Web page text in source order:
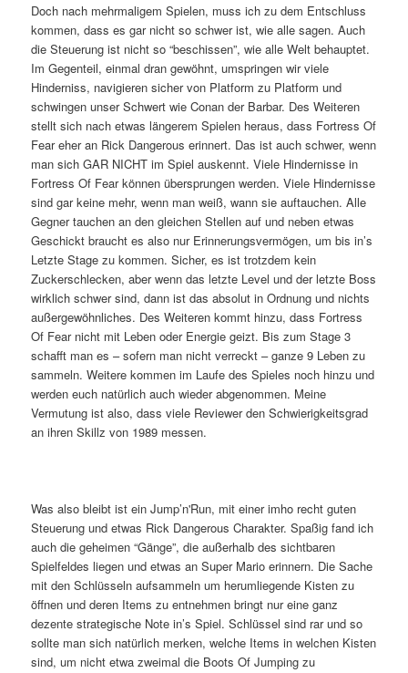
Doch nach mehrmaligem Spielen, muss ich zu dem Entschluss
kommen, dass es gar nicht so schwer ist, wie alle sagen. Auch
die Steuerung ist nicht so “beschissen”, wie alle Welt behauptet.
Im Gegenteil, einmal dran gewöhnt, umspringen wir viele
Hinderniss, navigieren sicher von Platform zu Platform und
schwingen unser Schwert wie Conan der Barbar. Des Weiteren
stellt sich nach etwas längerem Spielen heraus, dass Fortress Of
Fear eher an Rick Dangerous erinnert. Das ist auch schwer, wenn
man sich GAR NICHT im Spiel auskennt. Viele Hindernisse in
Fortress Of Fear können übersprungen werden. Viele Hindernisse
sind gar keine mehr, wenn man weiß, wann sie auftauchen. Alle
Gegner tauchen an den gleichen Stellen auf und neben etwas
Geschickt braucht es also nur Erinnerungsvermögen, um bis in’s
Letzte Stage zu kommen. Sicher, es ist trotzdem kein
Zuckerschlecken, aber wenn das letzte Level und der letzte Boss
wirklich schwer sind, dann ist das absolut in Ordnung und nichts
außergewöhnliches. Des Weiteren kommt hinzu, dass Fortress
Of Fear nicht mit Leben oder Energie geizt. Bis zum Stage 3
schafft man es – sofern man nicht verreckt – ganze 9 Leben zu
sammeln. Weitere kommen im Laufe des Spieles noch hinzu und
werden euch natürlich auch wieder abgenommen. Meine
Vermutung ist also, dass viele Reviewer den Schwierigkeitsgrad
an ihren Skillz von 1989 messen.
Was also bleibt ist ein Jump’n'Run, mit einer imho recht guten
Steuerung und etwas Rick Dangerous Charakter. Spaßig fand ich
auch die geheimen “Gänge”, die außerhalb des sichtbaren
Spielfeldes liegen und etwas an Super Mario erinnern. Die Sache
mit den Schlüsseln aufsammeln um herumliegende Kisten zu
öffnen und deren Items zu entnehmen bringt nur eine ganz
dezente strategische Note in’s Spiel. Schlüssel sind rar und so
sollte man sich natürlich merken, welche Items in welchen Kisten
sind, um nicht etwa zweimal die Boots Of Jumping zu